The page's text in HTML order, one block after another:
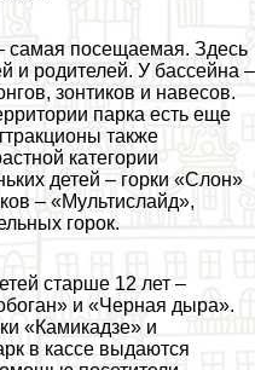
самая посещаемая. Здесь
и родителей. У бассейна –
зонтиков и навесов.
парка есть еще
также
категории
детей – горки «Слон»
– «Мультислайд»,
горок.
старше 12 лет –
и «Черная дыра».
«Камикадзе» и
в кассе выдаются